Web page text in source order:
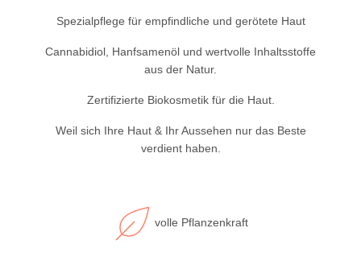
Spezialpflege für empfindliche und gerötete Haut
Cannabidiol, Hanfsamenöl und wertvolle Inhaltsstoffe
aus der Natur.
Zertifizierte Biokosmetik für die Haut.
Weil sich Ihre Haut & Ihr Aussehen nur das Beste
verdient haben.
volle Pflanzenkraft